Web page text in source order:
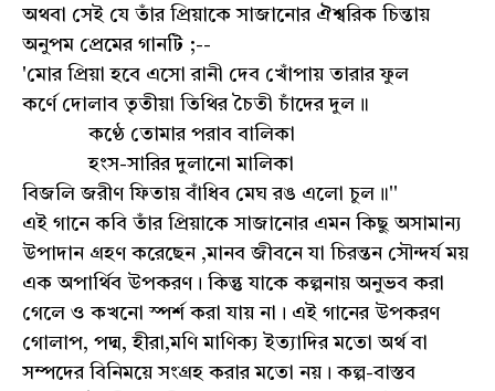
অথবা সেই যে তাঁর প্রিয়াকে সাজানোর ঐশ্বরিক চিন্তায়
অনুপম প্রেমের গানটি ;--
'মোর প্রিয়া হবে এসো রানী দেব খোঁপায় তারার ফুল
কর্ণে দোলাব তৃতীয়া তিথির চৈতী চাঁদের দুল॥
কণ্ঠে তোমার পরাব বালিকা
হংস-সারির দুলানো মালিকা
বিজলি জরীণ ফিতায় বাঁধিব মেঘ রঙ এলো চুল॥''
এই গানে কবি তাঁর প্রিয়াকে সাজানোর এমন কিছু অসামান্য
উপাদান গ্রহণ করেছেন ,মানব জীবনে যা চিরন্তন সৌন্দর্য ময়
এক অপার্থিব উপকরণ। কিন্তু যাকে কল্পনায় অনুভব করা
গেলে ও কখনো স্পর্শ করা যায় না। এই গানের উপকরণ
গোলাপ, পদ্ম, হীরা,মণি মাণিক্য ইত্যাদির মতো অর্থ বা
সম্পদের বিনিময়ে সংগ্রহ করার মতো নয়। কল্প-বাস্তব